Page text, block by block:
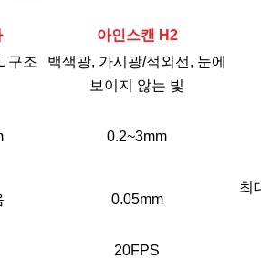
아인스캔 H2
구조
백색광, 가시광/적외선, 눈에
보이지 않는 빛
0.2~3mm
0.05mm
최
20FPS